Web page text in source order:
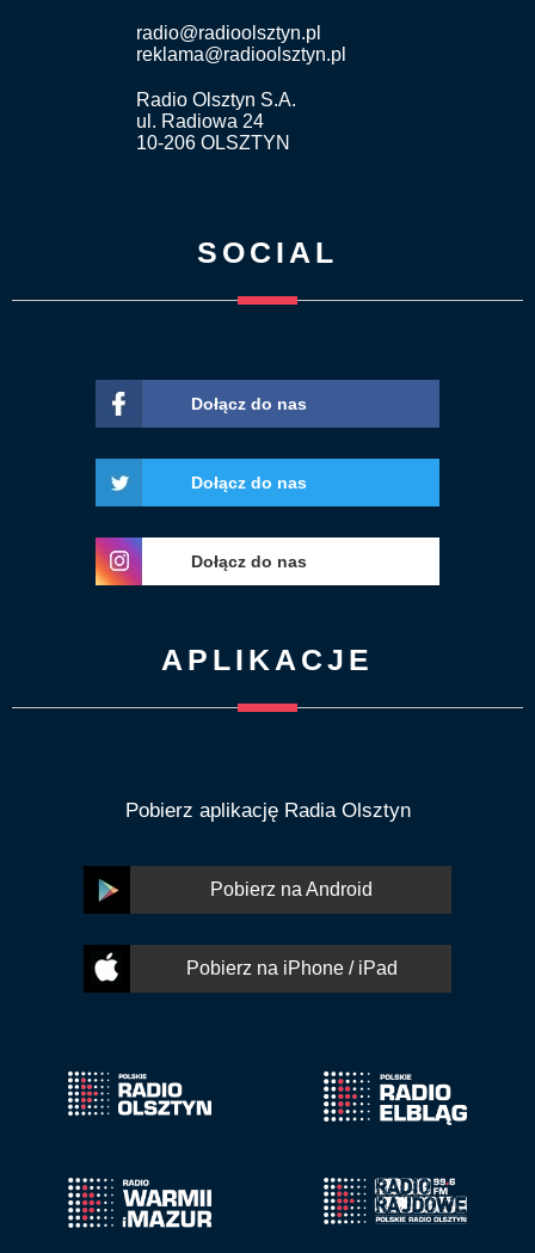
radio@radioolsztyn.pl
reklama@radioolsztyn.pl
Radio Olsztyn S.A.
ul. Radiowa 24
10-206 OLSZTYN
SOCIAL
Dołącz do nas
Dołącz do nas
Dołącz do nas
APLIKACJE
Pobierz aplikację Radia Olsztyn
Pobierz na Android
Pobierz na iPhone / iPad